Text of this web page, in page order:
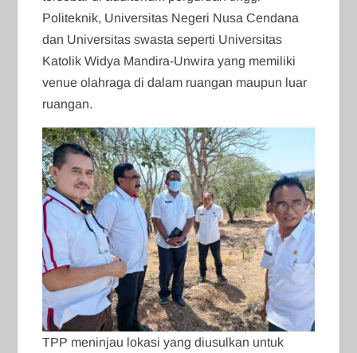
Politeknik, Universitas Negeri Nusa Cendana
dan Universitas swasta seperti Universitas
Katolik Widya Mandira-Unwira yang memiliki
venue olahraga di dalam ruangan maupun luar
ruangan.
TPP meninjau lokasi yang diusulkan untuk